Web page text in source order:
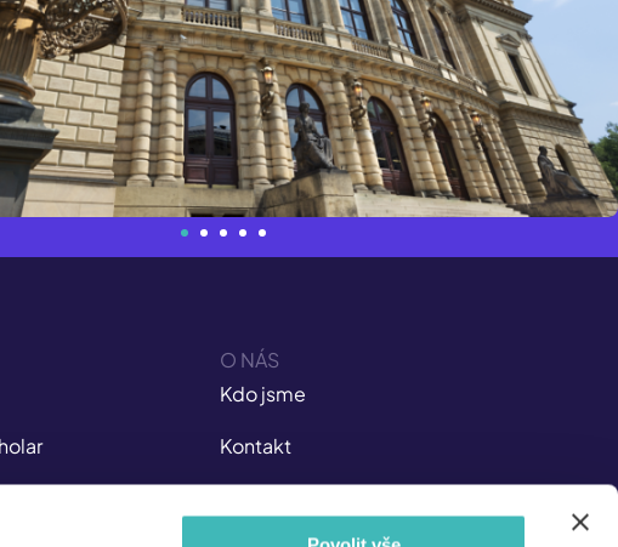
O NÁS
Kdo jsme
Kontakt